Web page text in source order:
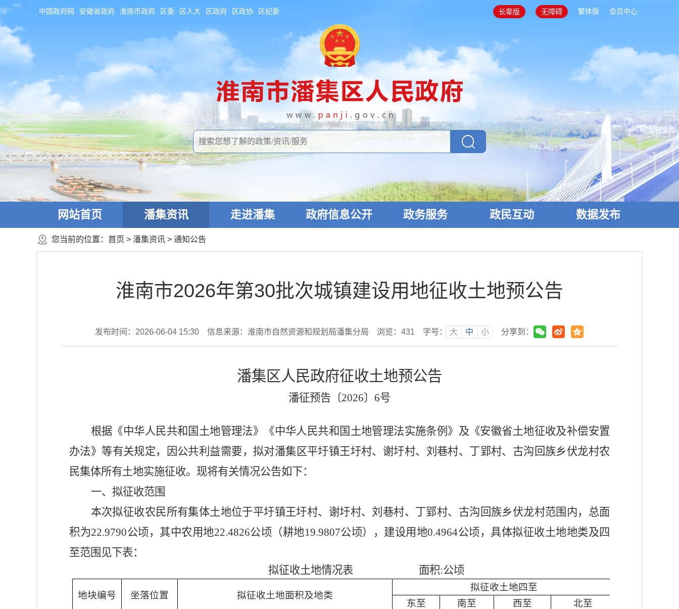
中国政府网 安徽省政府 淮南市政府 区委 区人大 区政府 区政协 区纪委 长辈版 无障碍 繁体版 会员中心
网站首页 潘集资讯 走进潘集 政府信息公开 政务服务 政民互动 数据发布
您当前的位置： 首页 > 潘集资讯 > 通知公告
淮南市2026年第30批次城镇建设用地征收土地预公告
发布时间：2026-06-04 15:30 信息来源：淮南市自然资源和规划局潘集分局 浏览： 431 字号： 大 中 小 分享到：
潘集区人民政府征收土地预公告
潘征预告〔2026〕6号
根据《中华人民共和国土地管理法》《中华人民共和国土地管理法实施条例》 及《安徽省土地征收及补偿安置
办法》等有关规定，因公共利益需要， 拟对潘集区平圩镇王圩村、 谢圩村、刘巷村、丁郢村、古沟回族乡伏龙村农
民集体所有土地实施征收。现将有关情况公告如下：
一、 拟征收范围
本次拟征收农民所有集体土地位于平圩镇王圩村、 谢圩村、刘巷村、丁郢村、古沟回族乡伏龙村范围内， 总面
积为22.9790公顷，其中农用地22.4826公顷（耕地19.9807公顷），建设用地0.4964公顷， 具体拟征收土地地类及四
至范围见下表：
拟征收土地情况表
面积:公顷
地块编号 坐落位置 拟征收土地面积及地类
拟征收土地四至
东至
南至 西至 北至